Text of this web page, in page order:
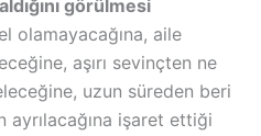
görülmesi
olamayacağına, aile
aşırı sevinçten ne
uzun süreden beri
işaret ettiği